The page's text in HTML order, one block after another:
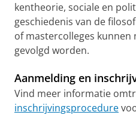
kentheorie, sociale en
geschiedenis van de
of mastercolleges
gevolgd worden.
Aanmelding en
Vind meer informatie
inschrijvingsprocedure